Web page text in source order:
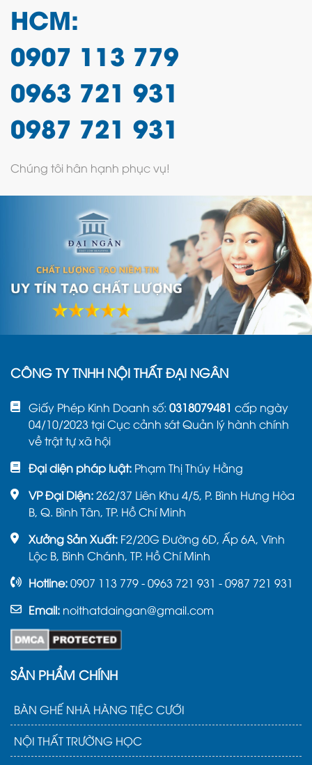
HCM:
0907 113 779
0963 721 931
0987 721 931
Chúng tôi hân hạnh phục vụ!
CÔNG TY TNHH NỘI THẤT ĐẠI NGÂN
Giấy Phép Kinh Doanh số: 0318079481 cấp ngày
04/10/2023 tại Cục cảnh sát Quản lý hành chính
về trật tự xã hội
Đại diện pháp luật: Phạm Thị Thúy Hằng
VP Đại Diện:262/37 Liên Khu 4/5, P. Bình Hưng Hòa
B, Q. Bình Tân, TP. Hồ Chí Minh
Xưởng Sản Xuất: F2/20G Đường 6D, Ấp 6A, Vĩnh
Lộc B, Bình Chánh, TP. Hồ Chí Minh
Hotline:0907 113 779 - 0963 721 931 - 0987 721 931
Email: noithatdaingan@gmail.com
SẢN PHẨM CHÍNH
BÀN GHẾ NHÀ HÀNG TIỆC CƯỚI
NỘI THẤT TRƯỜNG HỌC